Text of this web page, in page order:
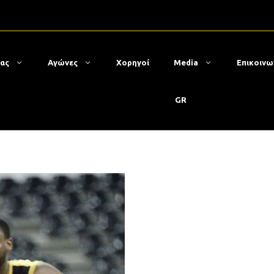
Αγώνες Χορηγοί Media
GR